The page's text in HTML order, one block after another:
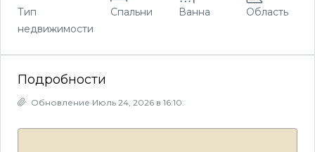
Тип
недвижимости
Спальни
Ванна
Область
Подробности
Обновление Июль 24, 2026 в 16:10.